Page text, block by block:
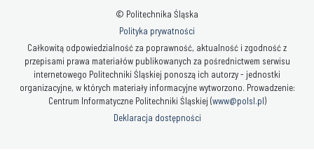
© Politechnika Śląska
Polityka prywatności
Całkowitą odpowiedzialność za poprawność, aktualność i zgodność z
przepisami prawa materiałów publikowanych za pośrednictwem serwisu
internetowego Politechniki Śląskiej ponoszą ich autorzy - jednostki
organizacyjne, w których materiały informacyjne wytworzono. Prowadzenie:
Centrum Informatyczne Politechniki Śląskiej (www@polsl.pl)
Deklaracja dostępności